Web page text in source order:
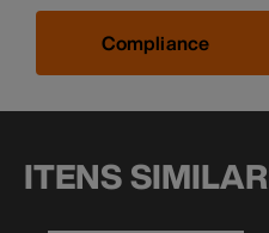
Compliance
ITENS